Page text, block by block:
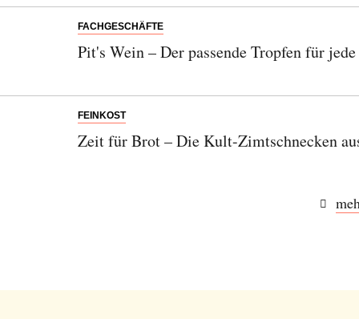
FACHGESCHÄFTE
Pit's Wein – Der passende Tropfen für
FEINKOST
Zeit für Brot – Die Kult-Zimtschnecken